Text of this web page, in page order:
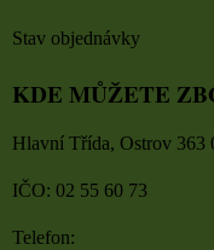
Stav objednávky
KDE MŮŽETE
Hlavní Třída, Ostrov 363
IČO: 02 55 60 73
Telefon: